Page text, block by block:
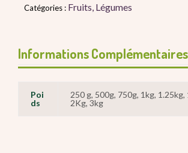
Catégories : Fruits, Légumes
Informations Complémentaires
Poi
ds
250 g, 500g, 750g, 1kg, 1.25kg,
2Kg, 3kg